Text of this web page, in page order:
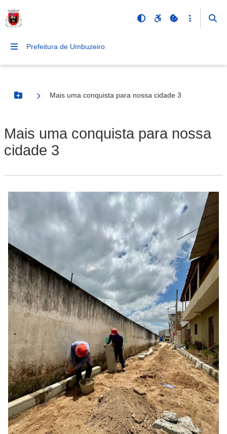
Prefeitura de Umbuzeiro
Botão Menu
Mais uma conquista para nossa cidade 3
Mais uma conquista para nossa
cidade 3